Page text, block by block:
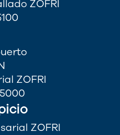
ZOFRI
ZOFRI
ZOFRI